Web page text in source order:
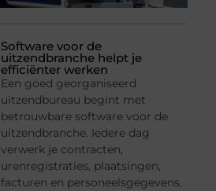
Software voor de
uitzendbranche helpt je
efficiënter werken
Een goed georganiseerd
uitzendbureau begint met
betrouwbare software voor de
uitzendbranche. Iedere dag
verwerk je contracten,
urenregistraties, plaatsingen,
facturen en personeelsgegevens.